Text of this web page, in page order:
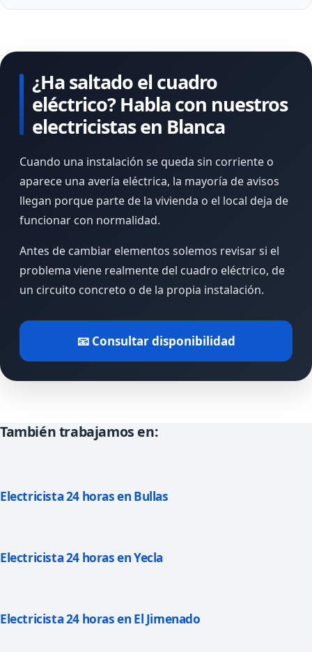
¿Ha saltado el cuadro
eléctrico? Habla con nuestros
electricistas en Blanca
Cuando una instalación se queda sin corriente o
aparece una avería eléctrica, la mayoría de avisos
llegan porque parte de la vivienda o el local deja de
funcionar con normalidad.
Antes de cambiar elementos solemos revisar si el
problema viene realmente del cuadro eléctrico, de
un circuito concreto o de la propia instalación.
📧 Consultar disponibilidad
También trabajamos en:
Electricista 24 horas en Bullas
Electricista 24 horas en Yecla
Electricista 24 horas en El Jimenado